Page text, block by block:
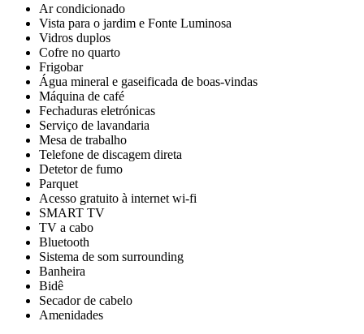
Ar condicionado
Vista para o jardim e Fonte Luminosa
Vidros duplos
Cofre no quarto
Frigobar
Água mineral e gaseificada de boas-vindas
Máquina de café
Fechaduras eletrónicas
Serviço de lavandaria
Mesa de trabalho
Telefone de discagem direta
Detetor de fumo
Parquet
Acesso gratuito à internet wi-fi
SMART TV
TV a cabo
Bluetooth
Sistema de som surrounding
Banheira
Bidê
Secador de cabelo
Amenidades